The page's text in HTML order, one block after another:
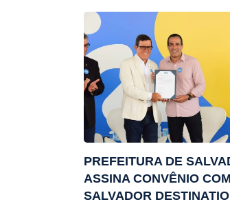
PREFEITURA DE
ASSINA CONVÊNIO
SALVADOR